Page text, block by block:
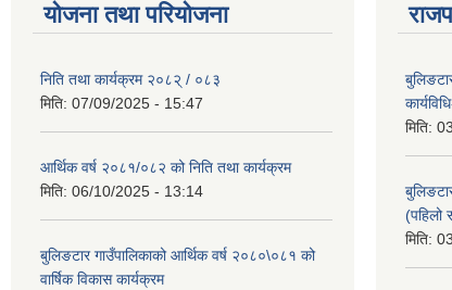
योजना तथा परियोजना
निति तथा कार्यक्रम २०८२् / ०८३
मिति: 07/09/2025 - 15:47
आर्थिक वर्ष २०८१/०८२ को निति तथा कार्यक्रम
मिति: 06/10/2025 - 13:14
बुलिङटार गाउँपालिकाको आर्थिक वर्ष २०८०\०८१ को
वार्षिक विकास कार्यक्रम
मिति:
(पहिलो
मिति: